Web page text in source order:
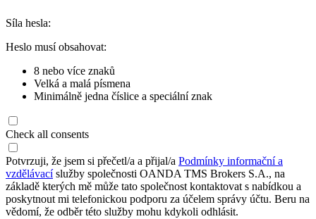
Síla hesla:
Heslo musí obsahovat:
8 nebo více znaků
Velká a malá písmena
Minimálně jedna číslice a speciální znak
Check all consents
Potvrzuji, že jsem si přečetl/a a přijal/a Podmínky informační a
vzdělávacíslužby společnosti OANDA TMS Brokers S.A., na
základě kterých mě může tato společnost kontaktovat s nabídkou a
poskytnout mi telefonickou podporu za účelem správy účtu. Beru na
vědomí, že odběr této služby mohu kdykoli odhlásit.